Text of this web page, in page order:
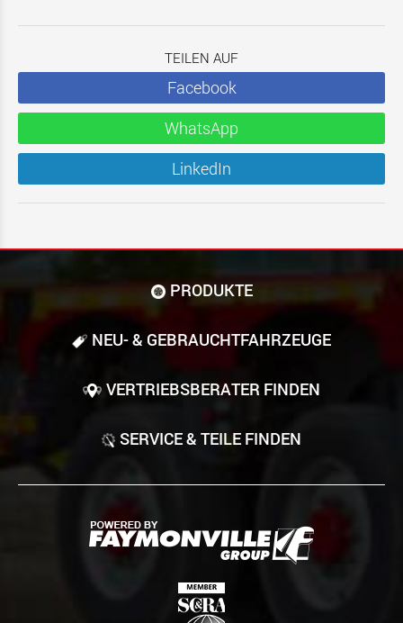
TEILEN AUF
Facebook
WhatsApp
LinkedIn
PRODUKTE
NEU- & GEBRAUCHT­FAHRZEUGE
VERTRIEBSBERATER FINDEN
SERVICE & TEILE FINDEN